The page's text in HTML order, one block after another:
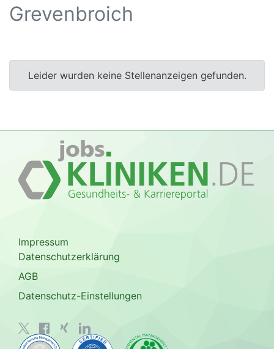
Grevenbroich
Leider wurden keine Stellenanzeigen gefunden.
Impressum
Datenschutzerklärung
AGB
Datenschutz-Einstellungen